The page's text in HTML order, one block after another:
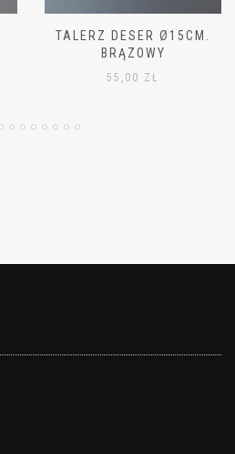
MISKA MAŁA Ø11CM,
BRĄZOWA
42,00 ZŁ